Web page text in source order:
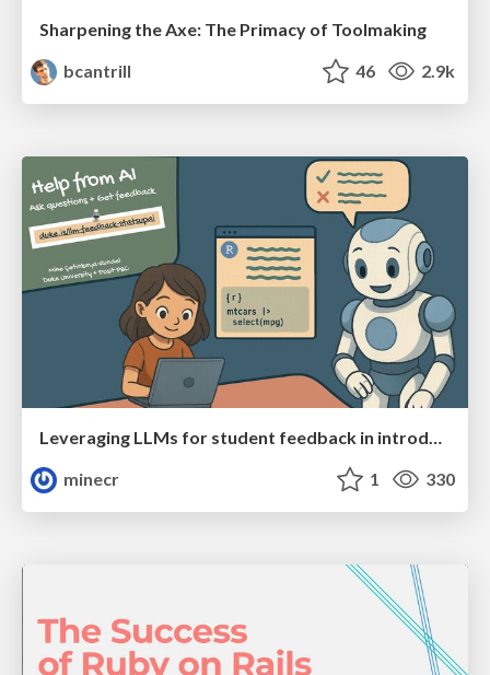
Sharpening the Axe: The Primacy of Toolmaking
bcantrill
46 2.9k
minecr
1 330